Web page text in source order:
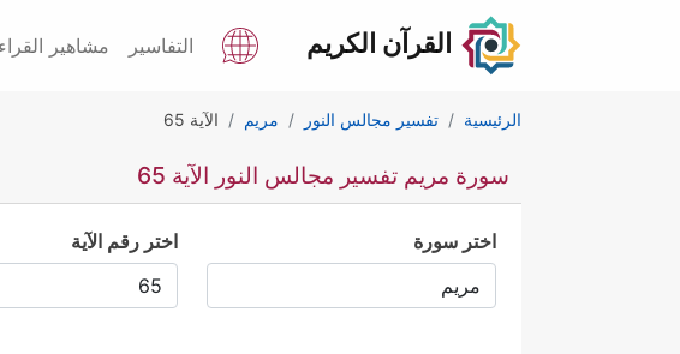
القرآن الكريم التفاسير مشاهير القراء
الرئيسية تفسير مجالس النور مريم الآية 65
سورة مريم تفسير مجالس النور الآية 65
اختر سورة اختر رقم الآية